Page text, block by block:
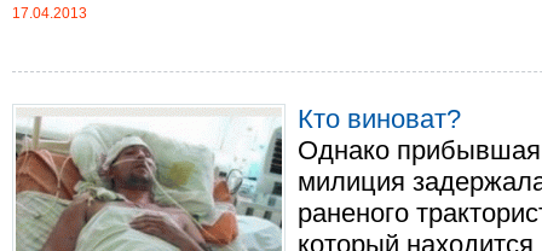
17.04.2013
Кто виноват?
Однако
милиция
раненого
который